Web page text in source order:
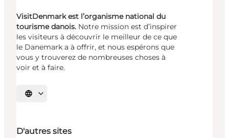
VisitDenmark est l’organisme national du
tourisme danois. Notre mission est d’inspirer
les visiteurs à découvrir le meilleur de ce que
le Danemark a à offrir, et nous espérons que
vous y trouverez de nombreuses choses à
voir et à faire.
Choisissez la langue
D'autres sites